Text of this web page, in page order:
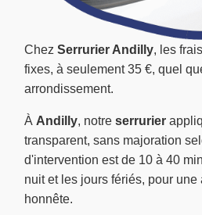
Chez Serrurier Andilly, les
fixes, à seulement 35 €, quel
arrondissement.
À Andilly, notre serrurier
transparent, sans majoration
d'intervention est de 10 à 40
nuit et les jours fériés, pour
honnête.